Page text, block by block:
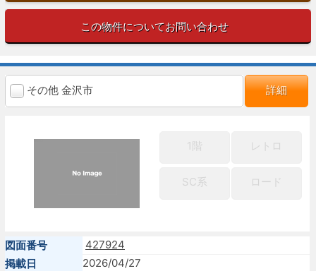
この物件についてお問い合わせ
その他 金沢市 詳細
1階 レトロ
SC系 ロード
図面番号
427924
掲載日
2026/04/27